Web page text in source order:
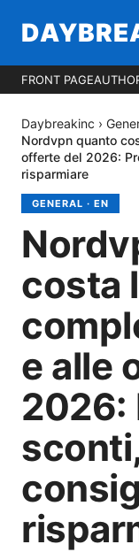
FRONT PAGE
Daybreakinc ›
Nordvpn quanto
offerte del 2026:
risparmiare
GENERAL · EN
costa
e alle
2026: